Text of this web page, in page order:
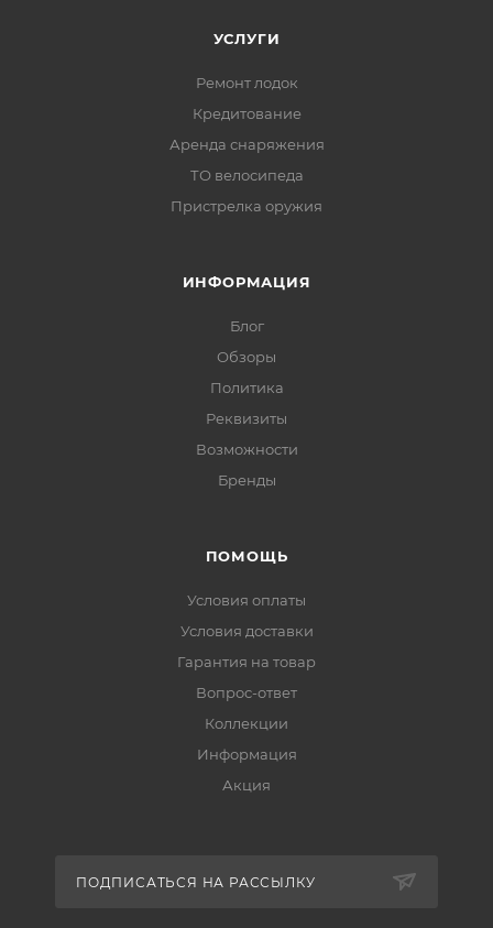
УСЛУГИ
Ремонт лодок
Кредитование
Аренда снаряжения
ТО велосипеда
Пристрелка оружия
ИНФОРМАЦИЯ
Блог
Обзоры
Политика
Реквизиты
Возможности
Бренды
ПОМОЩЬ
Условия оплаты
Условия доставки
Гарантия на товар
Вопрос-ответ
Коллекции
Информация
Акция
ПОДПИСАТЬСЯ НА РАССЫЛКУ